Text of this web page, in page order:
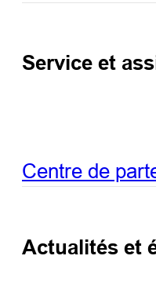
Service et
Centre de
Actualités et